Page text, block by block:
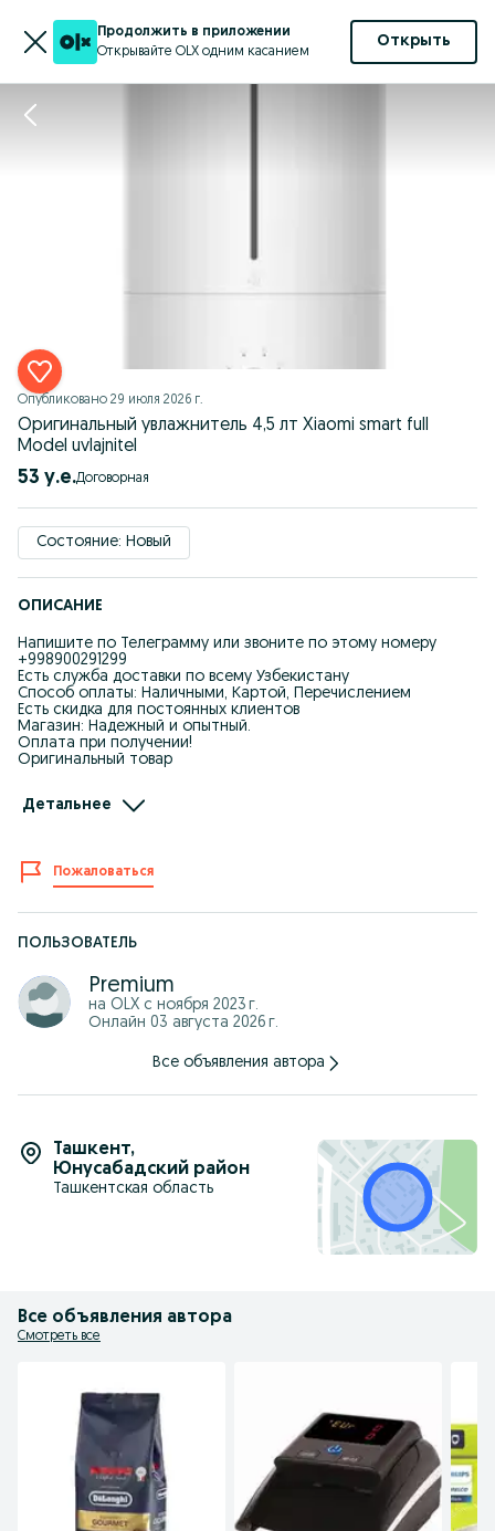
Продолжить в приложении
Открывайте OLX одним касанием
Открыть
Опубликовано 29 июля 2026 г.
Оригинальный увлажнитель 4,5 лт Xiaomi smart full
Model uvlajnitel
53 у.е. Договорная
Состояние: Новый
ОПИСАНИЕ
Напишите по Телеграмму или звоните по этому номеру
+998900291299
Есть служба доставки по всему Узбекистану
Способ оплаты: Наличными, Картой, Перечислением
Есть скидка для постоянных клиентов
Магазин: Надежный и опытный.
Оплата при получении!
Оригинальный товар
Yangi va sifatli
Original Tovar
Murojaat uchun telefon nomer
+998900291299
Новый и Качественный
Доставка по всему Узбекистану
+998900291299
Детальнее
Пожаловаться
ПОЛЬЗОВАТЕЛЬ
Premium
на OLX с ноября 2023 г.
Онлайн 03 августа 2026 г.
Все объявления автора
Ташкент,
Юнусабадский район
Ташкентская область
Все объявления автора
Смотреть все